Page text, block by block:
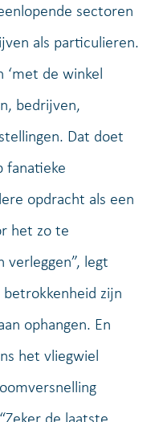
sectoren
als particulieren.
‘met de winkel
bedrijven,
Dat doet
fanatieke
opdracht als een
het zo te
verleggen”, legt
zijn
ophangen. En
het vliegwiel
de laatste